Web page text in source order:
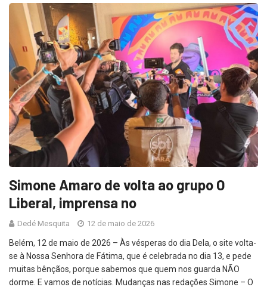
Simone Amaro de volta ao grupo O
Liberal, imprensa no
Dedé Mesquita 12 de maio de 2026
Belém, 12 de maio de 2026 – Às vésperas do dia Dela, o site volta-
se à Nossa Senhora de Fátima, que é celebrada no dia 13, e pede
muitas bênçãos, porque sabemos que quem nos guarda NÃO
dorme. E vamos de notícias. Mudanças nas redações Simone – O